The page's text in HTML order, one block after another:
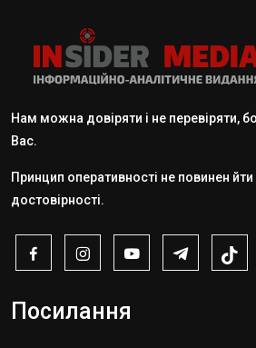
Нам можна довіряти і не перевіряти,
Вас.
Принцип оперативності не повинен
достовірності.
Посилання